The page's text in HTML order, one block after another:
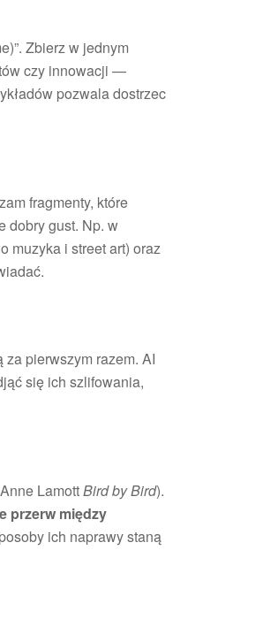
Zbierz w jednym
czy innowacji —
pozwala dostrzec
fragmenty, które
dobry gust. Np. w
muzyka i street art) oraz
pierwszym razem. AI
się ich szlifowania,
LamottBird by Bird).
przerw między
ich naprawy staną